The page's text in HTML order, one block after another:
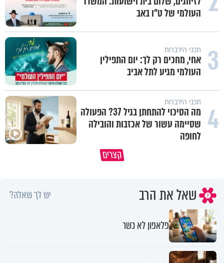
העולמי של ט"ו באב
3 תכני הידברות
אחי, מחכים רק לך: יום התפילין
העולמי מגיע לתל אביב
4 תכני הידברות
מה הסיכוי להתחתן בגיל 37? הפעולה
שסיימה עשור של אכזבות והובילה
לחופה
קצרים
באיזה ארץ לומדים יותר גמרא בדרום
שאל את הרב יש לך שאלה?
פלאפון לא כשר